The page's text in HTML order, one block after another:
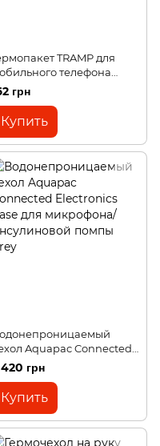
TRAMP для
телефона
107х180 UTRA-
грн
Купить
Aquapac Connected
Case для
инсулиновой
grey
грн
Купить